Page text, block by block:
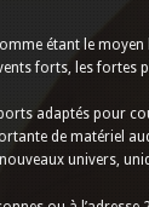
étant le
forts, les fortes
adaptés pour
de matériel
univers,